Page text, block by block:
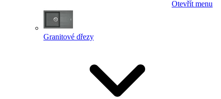
Otevřít menu
Granitové dřezy